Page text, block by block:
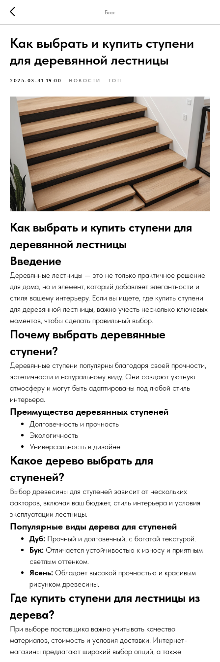
Блог
Как выбрать и купить ступени
для деревянной лестницы
2025-03-31 19:00 НОВОСТИ ТОП
Как выбрать и купить ступени для
деревянной лестницы
Введение
Деревянные лестницы — это не только практичное решение
для дома, но и элемент, который добавляет элегантности и
стиля вашему интерьеру. Если вы ищете, где купить ступени
для деревянной лестницы, важно учесть несколько ключевых
моментов, чтобы сделать правильный выбор.
Почему выбрать деревянные
ступени?
Деревянные ступени популярны благодаря своей прочности,
эстетичности и натуральному виду. Они создают уютную
атмосферу и могут быть адаптированы под любой стиль
интерьера.
Преимущества деревянных ступеней
Долговечность и прочность
Экологичность
Универсальность в дизайне
Какое дерево выбрать для
ступеней?
Выбор древесины для ступеней зависит от нескольких
факторов, включая ваш бюджет, стиль интерьера и условия
эксплуатации лестницы.
Популярные виды дерева для ступеней
Дуб: Прочный и долговечный, с богатой текстурой.
Бук: Отличается устойчивостью к износу и приятным
светлым оттенком.
Ясень: Обладает высокой прочностью и красивым
рисунком древесины.
Где купить ступени для лестницы из
дерева?
При выборе поставщика важно учитывать качество
материалов, стоимость и условия доставки. Интернет-
магазины предлагают широкий выбор опций, а также